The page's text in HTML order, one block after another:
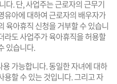
다. 단, 사업주는 근로자의 근무기
유아에 대하여 근로자의 배우자가
육아휴직 신청을 거부할 수 있습니
라도 사업주가 육아휴직을 허용할
있습니다.
가능합니다. 동일한 자녀에 대하
용할 수 있는 것입니다. 그리고 자